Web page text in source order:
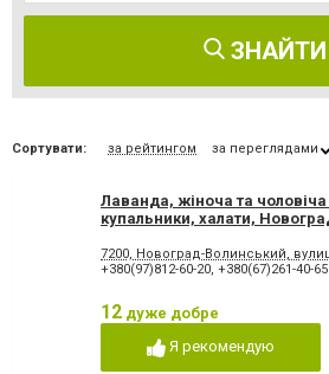
ЗНАЙТИ
Сортувати: за рейтингом за переглядами
Лаванда, жіноча та
купальники, халати,
7200, Новоград-Волинський,
+380(97)812-60-20, +380(67)261-40-65
12 дуже добре
Я рекомендую